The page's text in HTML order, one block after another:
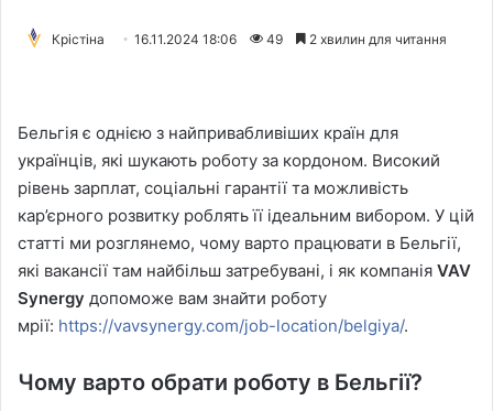
Крістіна 16.11.2024 18:06 49 2 хвилин для читання
Бельгія є однією з найпривабливіших країн для
українців, які шукають роботу за кордоном. Високий
рівень зарплат, соціальні гарантії та можливість
кар’єрного розвитку роблять її ідеальним вибором. У цій
статті ми розглянемо, чому варто працювати в Бельгії,
які вакансії там найбільш затребувані, і як компанія VAV
Synergy допоможе вам знайти роботу
мрії: https://vavsynergy.com/job-location/belgiya/.
Чому варто обрати роботу в Бельгії?